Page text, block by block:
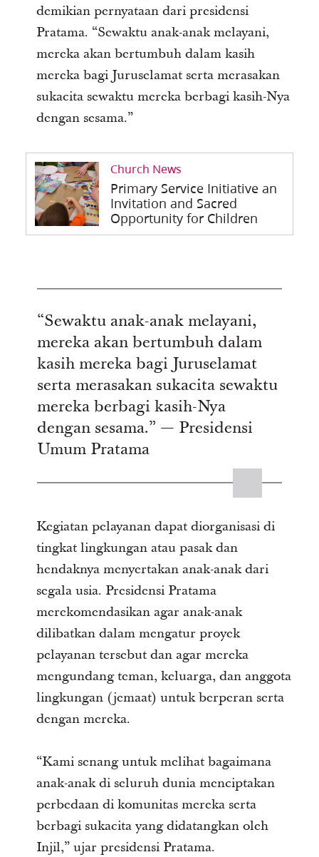
demikian pernyataan dari presidensi
Pratama. “Sewaktu anak-anak melayani,
mereka akan bertumbuh dalam kasih
mereka bagi Juruselamat serta merasakan
sukacita sewaktu mereka berbagi kasih-Nya
dengan sesama.”
Church News
Primary Service Initiative an
Invitation and Sacred
Opportunity for Children
“Sewaktu anak-anak melayani,
mereka akan bertumbuh dalam
kasih mereka bagi Juruselamat
serta merasakan sukacita sewaktu
mereka berbagi kasih-Nya
dengan sesama.” — Presidensi
Umum Pratama
Kegiatan pelayanan dapat diorganisasi di
tingkat lingkungan atau pasak dan
hendaknya menyertakan anak-anak dari
segala usia. Presidensi Pratama
merekomendasikan agar anak-anak
dilibatkan dalam mengatur proyek
pelayanan tersebut dan agar mereka
mengundang teman, keluarga, dan anggota
lingkungan (jemaat) untuk berperan serta
dengan mereka.
“Kami senang untuk melihat bagaimana
anak-anak di seluruh dunia menciptakan
perbedaan di komunitas mereka serta
berbagi sukacita yang didatangkan oleh
Injil,” ujar presidensi Pratama.